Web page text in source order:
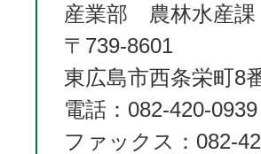
産業部 農林水産
〒739-8601
東広島市西条栄町8
電話：082-420-0939
ファックス：082-